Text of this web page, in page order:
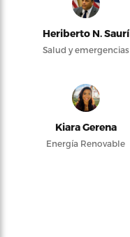
Heriberto N. Saurí
Salud y emergencias
Kiara Gerena
Energía Renovable